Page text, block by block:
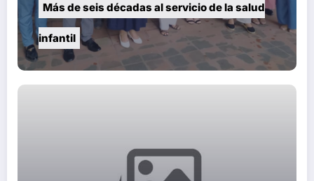
Más de seis décadas al servicio de la salud
infantil